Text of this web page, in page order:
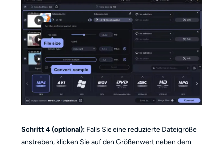
Schritt 4 (optional):Falls Sie eine reduzierte Dateigröße
anstreben, klicken Sie auf den Größenwert neben dem